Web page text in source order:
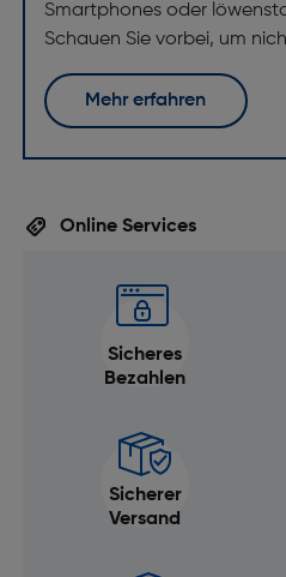
Smartphones oder
Schauen Sie vorbei, um
Mehr erfahren
Online Services
Sicheres
Bezahlen
Sicherer
Versand